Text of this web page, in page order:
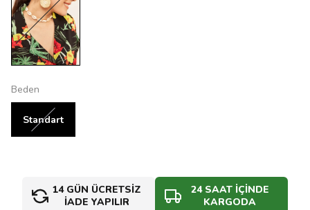
Beden
Standart
14 GÜN ÜCRETSİZ
İADE YAPILIR
24 SAAT İÇİNDE
KARGODA